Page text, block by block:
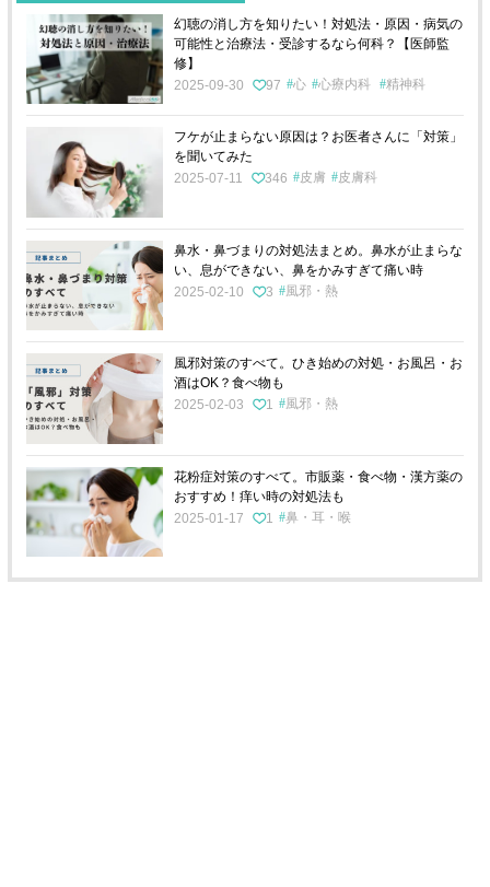
幻聴の消し方を知りたい！対処法・原因・病気の
可能性と治療法・受診するなら何科？【医師監
修】
2025-09-30
97 心 心療内科 精神科
フケが止まらない原因は？お医者さんに「対策」
を聞いてみた
2025-07-11
346 皮膚 皮膚科
鼻水・鼻づまりの対処法まとめ。鼻水が止まらな
い、息ができない、鼻をかみすぎて痛い時
2025-02-10
3 風邪・熱
風邪対策のすべて。ひき始めの対処・お風呂・お
酒はOK？食べ物も
2025-02-03
1 風邪・熱
花粉症対策のすべて。市販薬・食べ物・漢方薬の
おすすめ！痒い時の対処法も
2025-01-17
1 鼻・耳・喉